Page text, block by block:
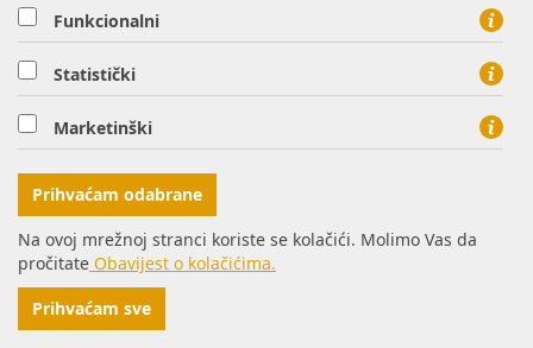
28.06.2024. Neplanirani radovi na plinskoj mreži - Koritna
03.07.2024. Planirani radovi na plinskoj mreži - Osijek
03.07.2024. Planirani radovi na plinskoj mreži - Požega
02.07.2024. Neplanirani radovi na plinskoj mreži - Krapina
05.07.2024. Planirani radovi na plinskoj mreži - Slatina
Funkcionalni
Statistički
Marketinški
Prihvaćam odabrane
Na ovoj mrežnoj stranci koriste se kolačići. Molimo Vas da
pročitate Obavijest o kolačićima.
Prihvaćam sve